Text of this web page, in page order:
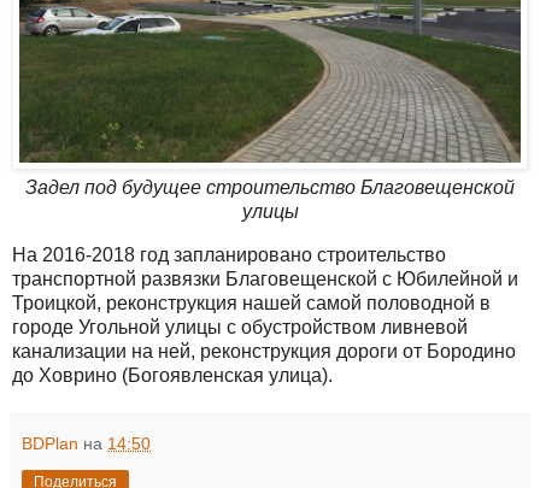
Задел под будущее строительство Благовещенской
улицы
На 2016-2018 год запланировано строительство
транспортной развязки Благовещенской с Юбилейной и
Троицкой, реконструкция нашей самой половодной в
городе Угольной улицы с обустройством ливневой
канализации на ней, реконструкция дороги от Бородино
до Ховрино (Богоявленская улица).
BDPlan на 14:50
Поделиться